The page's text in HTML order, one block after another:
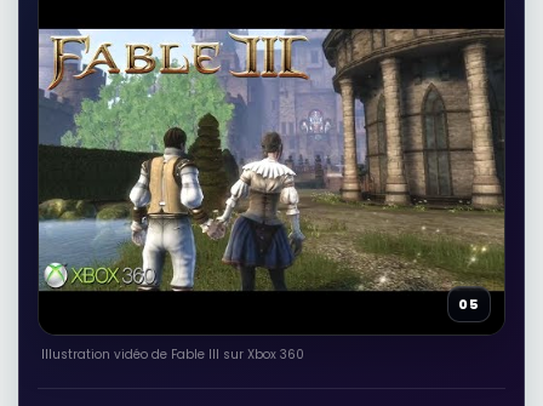
05
Illustration vidéo de Fable III sur Xbox 360